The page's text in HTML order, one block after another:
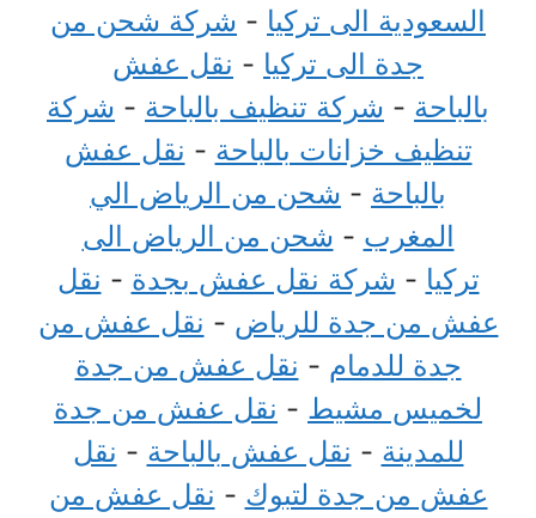
السعودية الى تركيا - شركة شحن من
جدة الى تركيا - نقل عفش
بالباحة - شركة تنظيف بالباحة - شركة
تنظيف خزانات بالباحة - نقل عفش
بالباحة - شحن من الرياض الي
المغرب - شحن من الرياض الى
تركيا - شركة نقل عفش بجدة - نقل
عفش من جدة للرياض - نقل عفش من
جدة للدمام - نقل عفش من جدة
لخميس مشيط - نقل عفش من جدة
للمدينة - نقل عفش بالباحة - نقل
عفش من جدة لتبوك - نقل عفش من